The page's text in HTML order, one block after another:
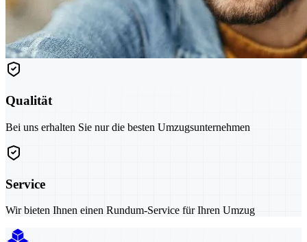
Qualität
Bei uns erhalten Sie nur die besten Umzugsunternehmen
Service
Wir bieten Ihnen einen Rundum-Service für Ihren Umzug